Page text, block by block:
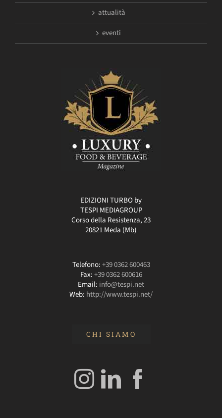
attualità
eventi
EDIZIONI TURBO by
TESPI MEDIAGROUP
Corso della Resistenza, 23
20821 Meda (Mb)
Telefono:+39 0362 600463
Fax:+39 0362 600616
Email: info@tespi.net
Web: http://www.tespi.net/
CHI SIAMO